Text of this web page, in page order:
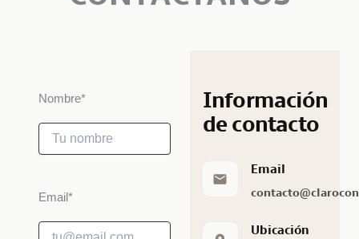
Nombre*
Email*
Información
de contacto
Email
Ubicación